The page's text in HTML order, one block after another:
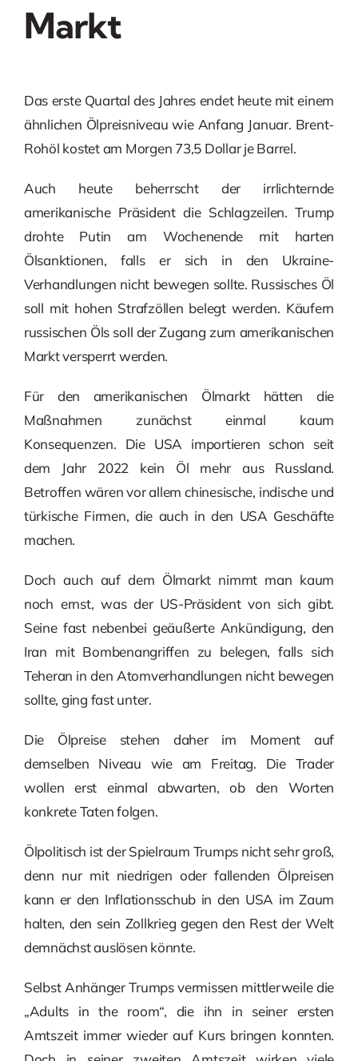
Markt
Das erste Quartal des Jahres endet heute mit einem
ähnlichen Ölpreisniveau wie Anfang Januar. Brent-
Rohöl kostet am Morgen 73,5 Dollar je Barrel.
Auch heute beherrscht der irrlichternde
amerikanische Präsident die Schlagzeilen. Trump
drohte Putin am Wochenende mit harten
Ölsanktionen, falls er sich in den Ukraine-
Verhandlungen nicht bewegen sollte. Russisches Öl
soll mit hohen Strafzöllen belegt werden. Käufern
russischen Öls soll der Zugang zum amerikanischen
Markt versperrt werden.
Für den amerikanischen Ölmarkt hätten die
Maßnahmen zunächst einmal kaum
Konsequenzen. Die USA importieren schon seit
dem Jahr 2022 kein Öl mehr aus Russland.
Betroffen wären vor allem chinesische, indische und
türkische Firmen, die auch in den USA Geschäfte
machen.
Doch auch auf dem Ölmarkt nimmt man kaum
noch ernst, was der US-Präsident von sich gibt.
Seine fast nebenbei geäußerte Ankündigung, den
Iran mit Bombenangriffen zu belegen, falls sich
Teheran in den Atomverhandlungen nicht bewegen
sollte, ging fast unter.
Die Ölpreise stehen daher im Moment auf
demselben Niveau wie am Freitag. Die Trader
wollen erst einmal abwarten, ob den Worten
konkrete Taten folgen.
Ölpolitisch ist der Spielraum Trumps nicht sehr groß,
denn nur mit niedrigen oder fallenden Ölpreisen
kann er den Inflationsschub in den USA im Zaum
halten, den sein Zollkrieg gegen den Rest der Welt
demnächst auslösen könnte.
Selbst Anhänger Trumps vermissen mittlerweile die
„Adults in the room“, die ihn in seiner ersten
Amtszeit immer wieder auf Kurs bringen konnten.